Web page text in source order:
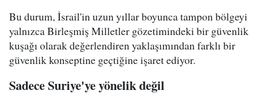
Bu durum, İsrail'in uzun yıllar boyunca tampon bölgeyi
yalnızca Birleşmiş Milletler gözetimindeki bir güvenlik
kuşağı olarak değerlendiren yaklaşımından farklı bir
güvenlik konseptine geçtiğine işaret ediyor.
Sadece Suriye'ye yönelik değil